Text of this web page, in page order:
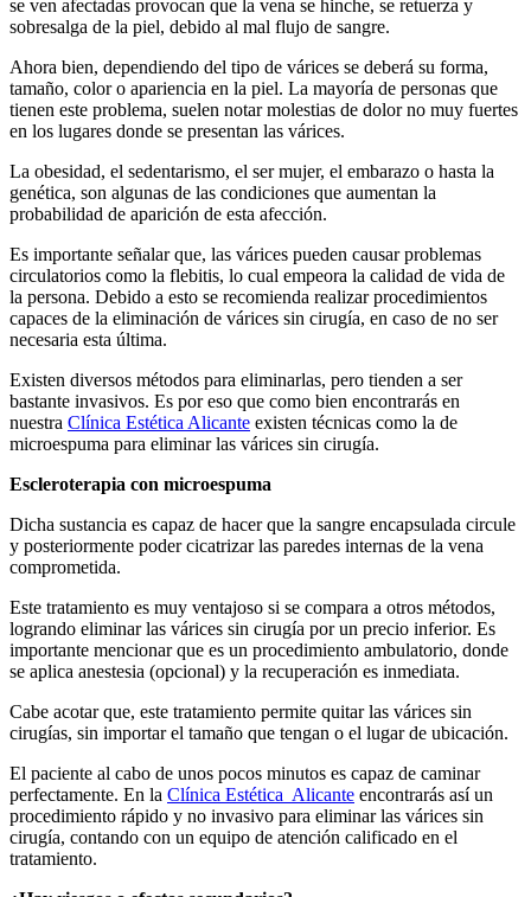
se ven afectadas provocan que la vena se hinche, se retuerza y
sobresalga de la piel, debido al mal flujo de sangre.
Ahora bien, dependiendo del tipo de várices se deberá su forma,
tamaño, color o apariencia en la piel. La mayoría de personas que
tienen este problema, suelen notar molestias de dolor no muy fuertes
en los lugares donde se presentan las várices.
La obesidad, el sedentarismo, el ser mujer, el embarazo o hasta la
genética, son algunas de las condiciones que aumentan la
probabilidad de aparición de esta afección.
Es importante señalar que, las várices pueden causar problemas
circulatorios como la flebitis, lo cual empeora la calidad de vida de
la persona. Debido a esto se recomienda realizar procedimientos
capaces de la eliminación de várices sin cirugía, en caso de no ser
necesaria esta última.
Existen diversos métodos para eliminarlas, pero tienden a ser
bastante invasivos. Es por eso que como bien encontrarás en
nuestra Clínica Estética Alicante existen técnicas como la de
microespuma para eliminar las várices sin cirugía.
Escleroterapia con microespuma
Dicha sustancia es capaz de hacer que la sangre encapsulada circule
y posteriormente poder cicatrizar las paredes internas de la vena
comprometida.
Este tratamiento es muy ventajoso si se compara a otros métodos,
logrando eliminar las várices sin cirugía por un precio inferior. Es
importante mencionar que es un procedimiento ambulatorio, donde
se aplica anestesia (opcional) y la recuperación es inmediata.
Cabe acotar que, este tratamiento permite quitar las várices sin
cirugías, sin importar el tamaño que tengan o el lugar de ubicación.
El paciente al cabo de unos pocos minutos es capaz de caminar
perfectamente. En la Clínica Estética Alicante encontrarás así un
procedimiento rápido y no invasivo para eliminar las várices sin
cirugía, contando con un equipo de atención calificado en el
tratamiento.